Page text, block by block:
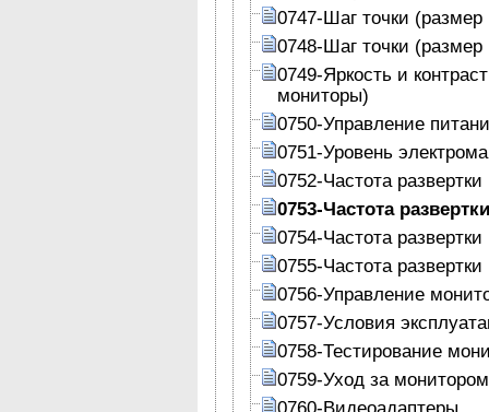
0747-Шаг точки (размер
0748-Шаг точки
0749-Яркость и
мониторы)
0750-Управление
0751-Уровень
0752-Частота развертки
0753-Частота
0754-Частота
0755-Частота развертки
0756-Управление
0757-Условия
0758-Тестирование
0759-Уход за монитором
0760-Видеоадаптеры